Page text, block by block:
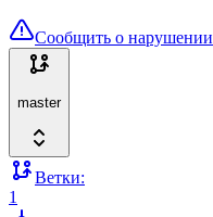
Сообщить о нарушении
master
Ветки:
1